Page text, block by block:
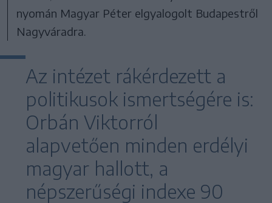
nyomán Magyar Péter elgyalogolt Budapestről
Nagyváradra.
Az intézet rákérdezett a
politikusok ismertségére is:
Orbán Viktorról
alapvetően minden erdélyi
magyar hallott, a
népszerűségi indexe 90